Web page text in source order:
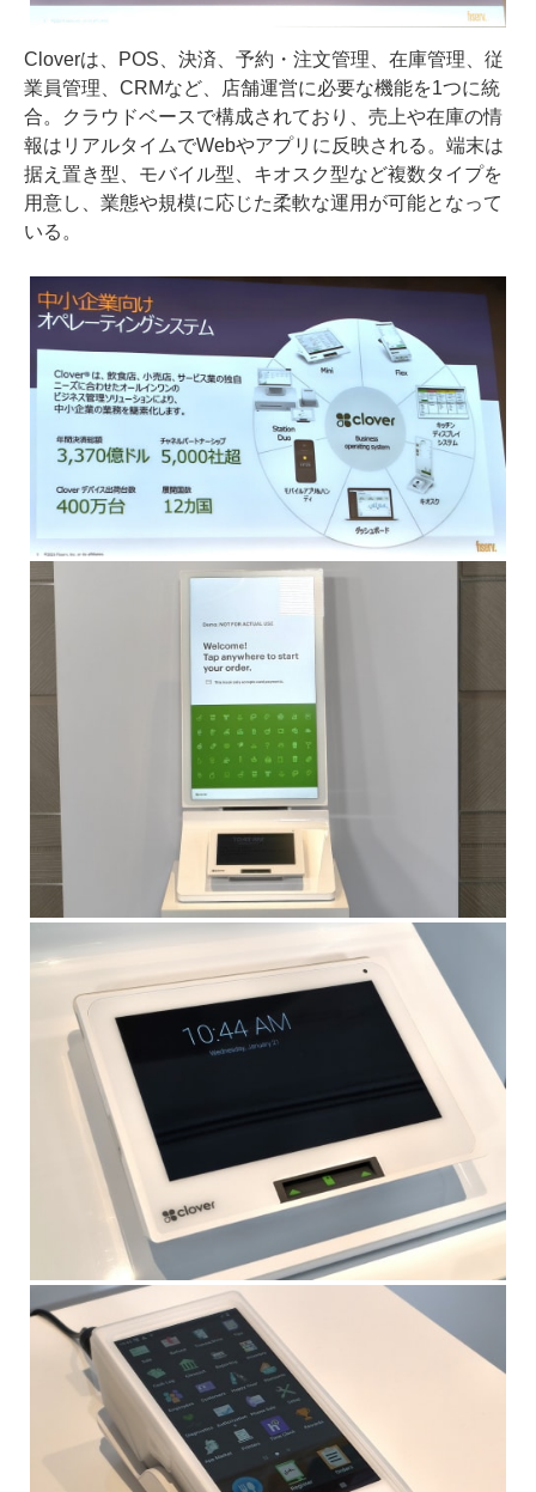
Cloverは、POS、決済、予約・注文管理、在庫管理、従
業員管理、CRMなど、店舗運営に必要な機能を1つに統
合。クラウドベースで構成されており、売上や在庫の情
報はリアルタイムでWebやアプリに反映される。端末は
据え置き型、モバイル型、キオスク型など複数タイプを
用意し、業態や規模に応じた柔軟な運用が可能となって
いる。